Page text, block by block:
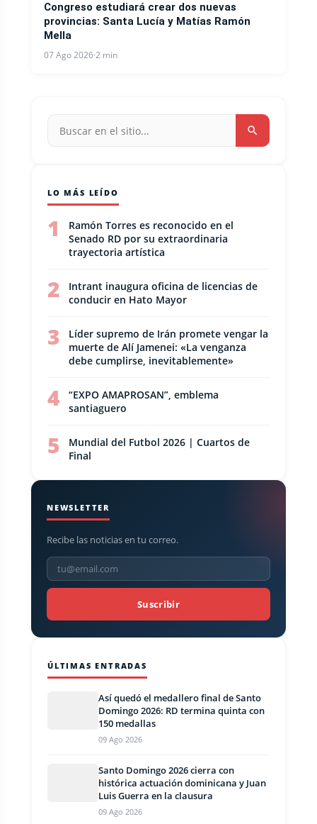
Congreso estudiará crear dos nuevas
provincias: Santa Lucía y Matías Ramón
Mella
07 Ago 2026·2 min
LO MÁS LEÍDO
1
Ramón Torres es reconocido en el
Senado RD por su extraordinaria
trayectoria artística
2
Intrant inaugura oficina de licencias de
conducir en Hato Mayor
3
Líder supremo de Irán promete vengar la
muerte de Alí Jamenei: «La venganza
debe cumplirse, inevitablemente»
4
“EXPO AMAPROSAN”, emblema
santiaguero
5
Mundial del Futbol 2026 | Cuartos de
Final
NEWSLETTER
Recibe las noticias en tu correo.
Suscribir
ÚLTIMAS ENTRADAS
Así quedó el medallero final de Santo
Domingo 2026: RD termina quinta con
150 medallas
09 Ago 2026
Santo Domingo 2026 cierra con
histórica actuación dominicana y Juan
Luis Guerra en la clausura
09 Ago 2026